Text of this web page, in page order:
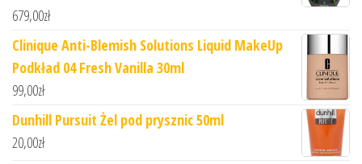
679,00zł
Clinique Anti-Blemish Solutions Liquid MakeUp
Podkład 04 Fresh Vanilla 30ml
99,00zł
Dunhill Pursuit Żel pod prysznic 50ml
20,00zł